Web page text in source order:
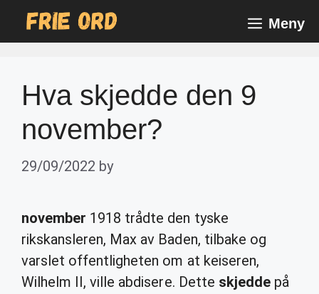
Meny
Hva skjedde den 9
november?
29/09/2022 by
november 1918 trådte den tyske
rikskansleren, Max av Baden, tilbake og
varslet offentligheten om at keiseren,
Wilhelm II, ville abdisere. Dette skjeddepå